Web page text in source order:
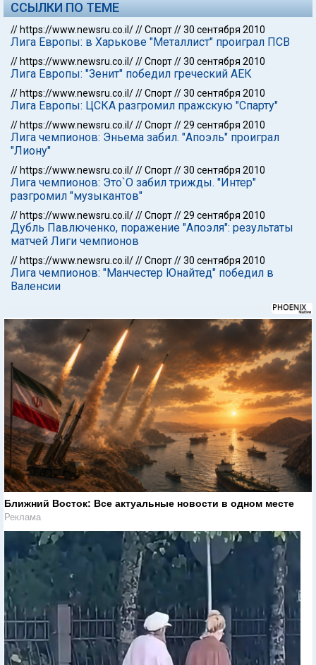
ССЫЛКИ ПО ТЕМЕ
// https://www.newsru.co.il///Спорт//30 сентября 2010
Лига Европы: в Харькове "Металлист" проиграл ПСВ
// https://www.newsru.co.il///Спорт//30 сентября 2010
Лига Европы: "Зенит" победил греческий АЕК
// https://www.newsru.co.il///Спорт//30 сентября 2010
Лига Европы: ЦСКА разгромил пражскую "Спарту"
// https://www.newsru.co.il///Спорт//29 сентября 2010
Лига чемпионов: Эньема забил. "Апоэль" проиграл
"Лиону"
// https://www.newsru.co.il///Спорт//30 сентября 2010
Лига чемпионов: Это`О забил трижды. "Интер"
разгромил "музыкантов"
// https://www.newsru.co.il///Спорт//29 сентября 2010
Дубль Павлюченко, поражение "Апоэля": результаты
матчей Лиги чемпионов
// https://www.newsru.co.il///Спорт//30 сентября 2010
Лига чемпионов: "Манчестер Юнайтед" победил в
Валенсии
Ближний Восток: Все актуальные новости в одном месте
Реклама